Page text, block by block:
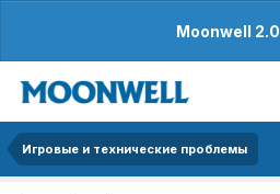
Moonwell 2.0
Игровые и технические проблемы